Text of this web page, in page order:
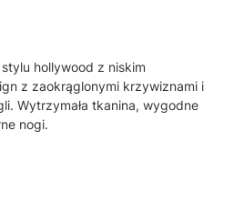
stylu hollywood z niskim
z zaokrąglonymi krzywiznami i
Wytrzymała tkanina, wygodne
nogi.